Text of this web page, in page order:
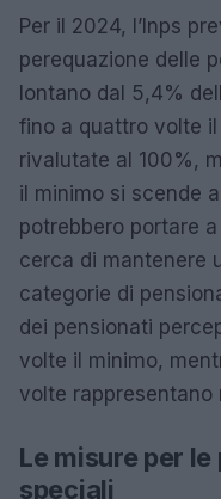
Per il 2024, l’Inps
perequazione delle
lontano dal 5,4%
fino a quattro volte
rivalutate al 100%,
il minimo si scende
potrebbero portare
cerca di mantenere
categorie di
dei pensionati
volte il minimo,
volte rappresentano
Le misure per
speciali